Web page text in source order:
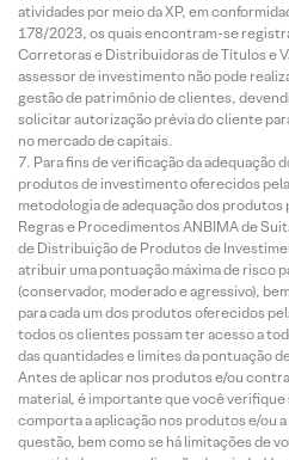
atividades por meio da XP, em
178/2023, os quais encontram-se
Corretoras e Distribuidoras de Títulos e
assessor de investimento não pode
gestão de patrimônio de clientes,
solicitar autorização prévia do cliente
no mercado de capitais.
Para fins de verificação da adequação
produtos de investimento oferecidos
metodologia de adequação dos
Regras e Procedimentos ANBIMA de
de Distribuição de Produtos de
atribuir uma pontuação máxima de risco
(conservador, moderado e agressivo),
para cada um dos produtos oferecidos
todos os clientes possam ter acesso a
das quantidades e limites da pontuação
Antes de aplicar nos produtos e/ou
material, é importante que você verifique
comporta a aplicação nos produtos e/ou
questão, bem como se há limitações de